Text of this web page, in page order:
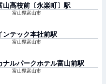
山高校前〔永楽町〕 駅
富山県富山市
ンテック本社前駅
富山県富山市
ナルパークホテル富山前駅
富山県富山市